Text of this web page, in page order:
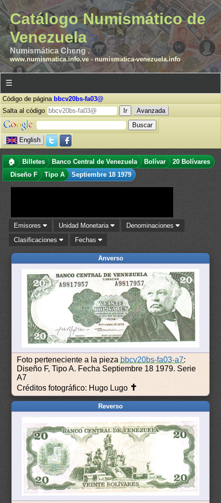
Catálogo Numismático de
Venezuela
Numismática Cheng .
www.numismatica.info.ve- numismatica-venezuela.info
☰
Código de página bbcv20bs-fa03@
Salta al código
Avanzada
English
🏠 Billetes Banco Central de Venezuela Bolívar
20 Bolívares
Diseño F
Tipo A Septiembre 18 1979
Emisores Unidad Monetaria
Denominaciones
Clasificaciones
Fechas
Anverso
Foto perteneciente a la pieza bbcv20bs-fa03-a7:
Diseño F, Tipo A. Fecha Septiembre 18 1979. Serie
A7
Créditos fotográfico: Hugo Lugo ✝
Reverso